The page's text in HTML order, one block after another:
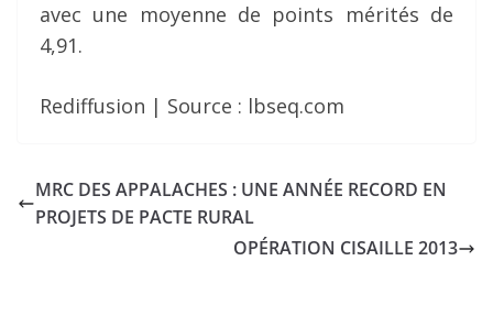
avec une moyenne de points mérités de
4,91.
Rediffusion | Source : lbseq.com
MRC DES APPALACHES : UNE ANNÉE RECORD EN
PROJETS DE PACTE RURAL
OPÉRATION CISAILLE 2013